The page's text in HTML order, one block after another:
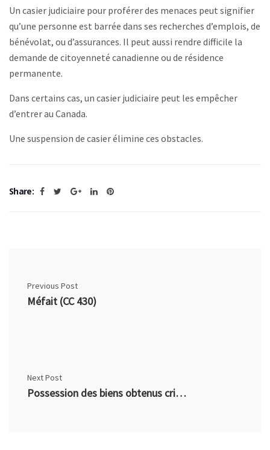
Un casier judiciaire pour proférer des menaces peut signifier
qu’une personne est barrée dans ses recherches d’emplois, de
bénévolat, ou d’assurances. Il peut aussi rendre difficile la
demande de citoyenneté canadienne ou de résidence
permanente.
Dans certains cas, un casier judiciaire peut les empêcher
d’entrer au Canada.
Une suspension de casier élimine ces obstacles.
Share:
Previous Post
Méfait (CC 430)
Next Post
Possession des biens obtenus criminellement (CC 354)